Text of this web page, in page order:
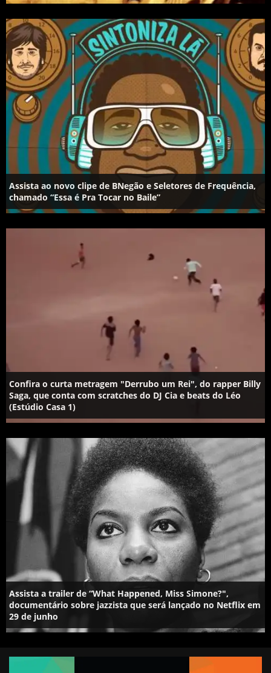
Assista ao novo clipe de BNegão e Seletores de Frequência,
chamado “Essa é Pra Tocar no Baile”
Confira o curta metragem "Derrubo um Rei", do rapper Billy
Saga, que conta com scratches do DJ Cia e beats do Léo
(Estúdio Casa 1)
Assista a trailer de “What Happened, Miss Simone?",
documentário sobre jazzista que será lançado no Netflix em
29 de junho